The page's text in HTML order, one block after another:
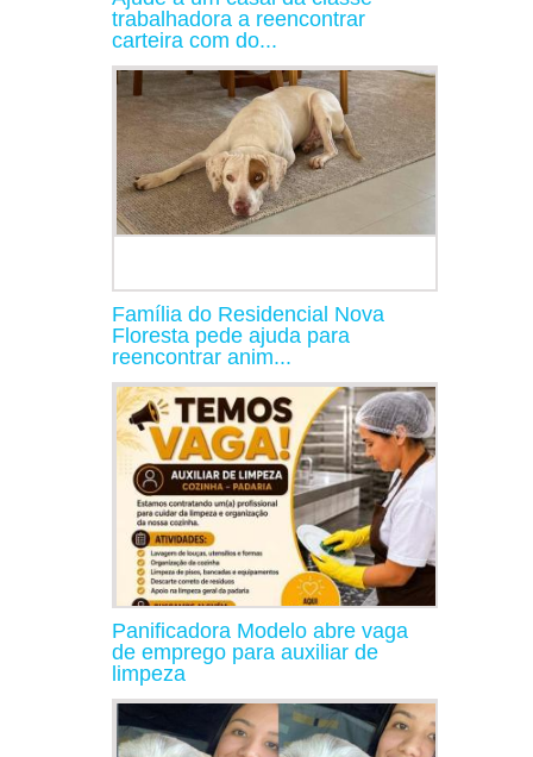
trabalhadora a reencontrar
carteira com do...
Família do Residencial Nova
Floresta pede ajuda para
reencontrar anim...
Panificadora Modelo abre vaga
de emprego para auxiliar de
limpeza